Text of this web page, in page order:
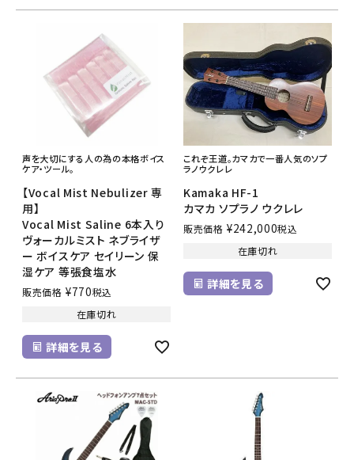
声を大切にする人の為の本格ボイス
ケア・ツール。
【Vocal Mist Nebulizer 専
用】
Vocal Mist Saline 6本入り
ヴォーカルミスト ネブライザ
ー ボイスケア セイリーン 保
湿ケア 等張食塩水
販売価格 ¥770税込
在庫切れ
詳細を見る
これぞ王道。カマカで一番人気のソプ
ラノウクレレ
Kamaka HF-1
カマカ ソプラノ ウクレレ
販売価格 ¥242,000税込
在庫切れ
詳細を見る